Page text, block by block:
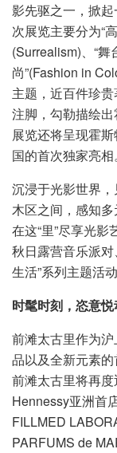
影先驱之一，掀
次展览主要分为“
(Surrealism)、“舞
尚”(Fashion in
主题，近百件珍
注脚，勾勒描绘
展览还将呈现霍
国的首次独家亮相。
沉浸于光影世界
木区之间，感知
在这“里”尽享光影
秋日露营音乐派
生活”系列主题活
时髦时刻，恣意
前滩太古里作为
品以及全新元素
前滩太古里将再
Hennessy亚洲首
FILLMED
PARFUMS de